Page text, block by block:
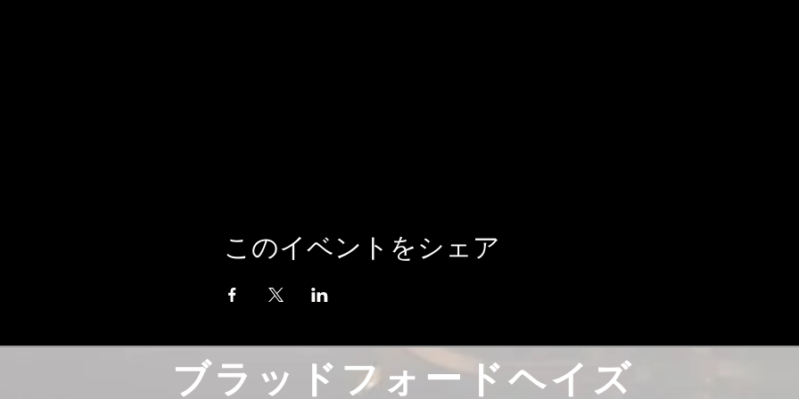
このイベントをシェア
ブラッドフォードヘイズ